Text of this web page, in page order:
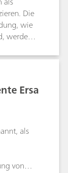
Die
wie
werden
Ersa
als
von